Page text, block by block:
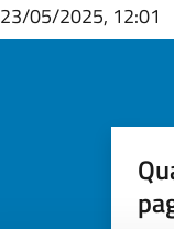
23/05/2025, 12:01